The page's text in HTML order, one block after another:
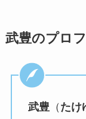
武豊のプロ
武豊 （ たけ